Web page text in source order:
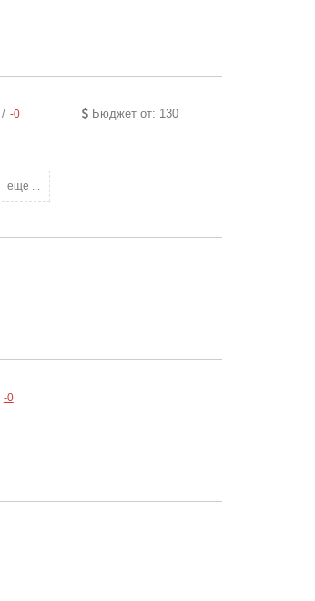
/ -0 Бюджет от: 130
еще ...
-0